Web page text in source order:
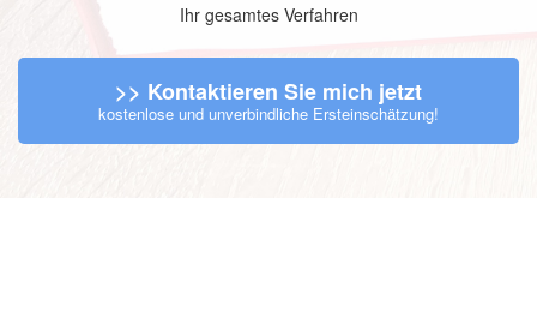
Ihr gesamtes Verfahren
>> Kontaktieren Sie mich jetzt
kostenlose und unverbindliche Ersteinschätzung!